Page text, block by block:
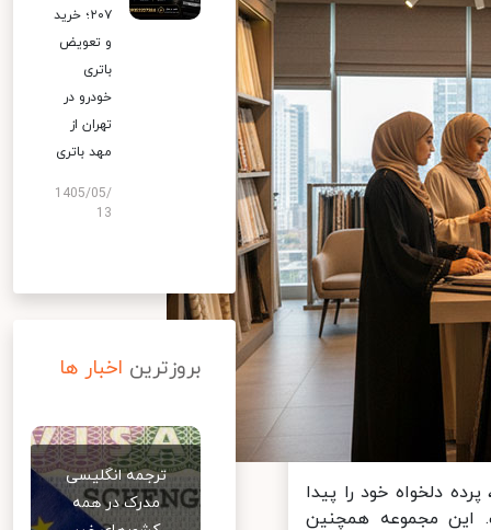
دلخواه خود را پیدا
مجموعه همچنین
۲۰۷؛ خرید
و تعویض
باتری
خودرو در
تهران از
مهد باتری
1405/05/
13
بروزترین اخبار ها
ترجمه انگلیسی
مدرک در همه